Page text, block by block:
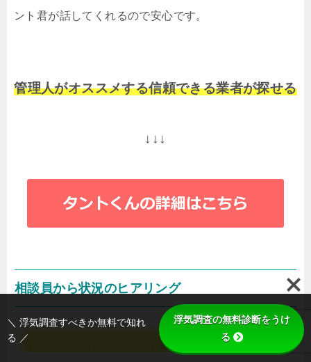
ント君が話してくれるので安心です。
管理人がオススメする信頼できる業者が探せる
↓↓↓
相談員から状況のヒアリング
＼ 浮気調査すべきか無料で知れ
る ／
浮気調査の無料診断をうけ
る